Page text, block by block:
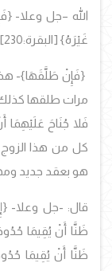
الله –جل وعلا-
غَيْرَهُ} [البقرة:230
{فَإِنْ طَلَّقَهَا}-
مرات طلقها كذلك
فَلا جُنَاحَ عَلَيْهِمَا
كل من هذا الزوج
هو بعقد جديد
قال: -جل وعلا-
ظَنَّا أَنْ يُقِيمَا
ظَنَّا أَنْ يُقِيمَا